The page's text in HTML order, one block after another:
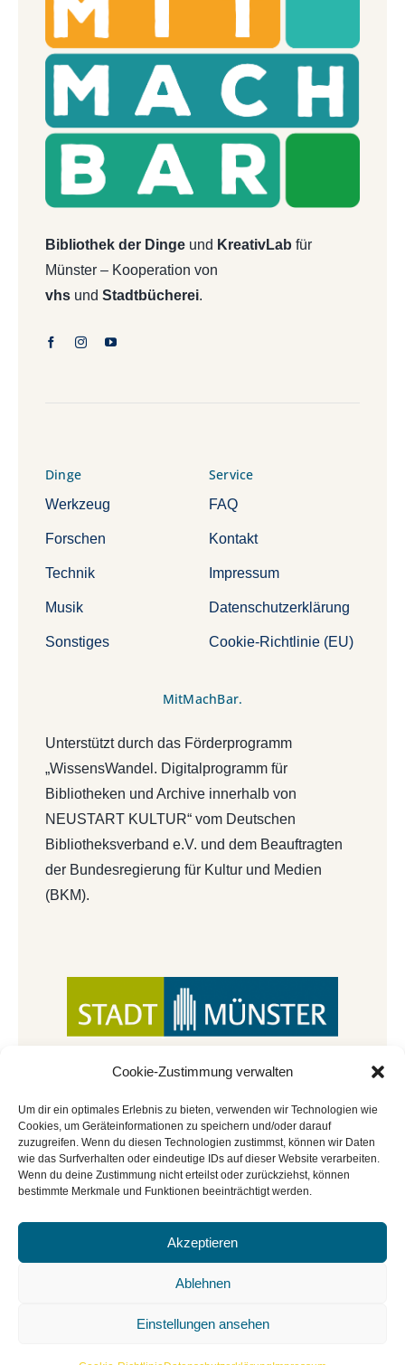
Cookie-Zustimmung verwalten
Um dir ein optimales Erlebnis zu bieten, verwenden wir Technologien wie
Cookies, um Geräteinformationen zu speichern und/oder darauf
zuzugreifen. Wenn du diesen Technologien zustimmst, können wir Daten
wie das Surfverhalten oder eindeutige IDs auf dieser Website verarbeiten.
Wenn du deine Zustimmung nicht erteilst oder zurückziehst, können
bestimmte Merkmale und Funktionen beeinträchtigt werden.
Akzeptieren
Ablehnen
Einstellungen ansehen
Bibliothek der Dingeund KreativLab für
Münster – Kooperation von
vhsund Stadtbücherei.
Dinge
Werkzeug
Forschen
Technik
Musik
Sonstiges
Service
FAQ
Kontakt
Impressum
Datenschutzerklärung
Cookie-Richtlinie (EU)
MitMachBar.
Unterstützt durch das Förderprogramm
„WissensWandel. Digitalprogramm für
Bibliotheken und Archive innerhalb von
NEUSTART KULTUR“ vom Deutschen
Bibliotheksverband e.V. und dem Beauftragten
der Bundesregierung für Kultur und Medien
(BKM).
© Copyright 2022 - 2026 | Mitmachbar der
Cookie-Richtlinie